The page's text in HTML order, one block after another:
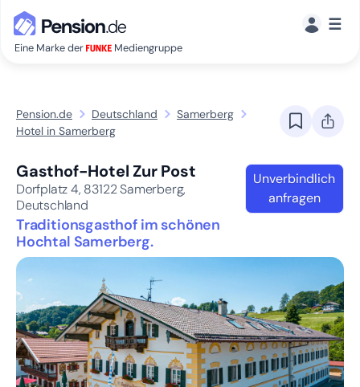
Eine Marke der Mediengruppe
☰
Pension.de Deutschland
Samerberg
Hotel in Samerberg
Gasthof-Hotel Zur Post
Dorfplatz 4, 83122Samerberg,
Deutschland
Traditionsgasthof im schönen
Hochtal Samerberg.
Unverbindlich
anfragen